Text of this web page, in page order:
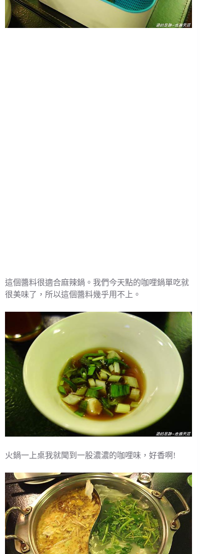
這個醬料很適合麻辣鍋。我們今天點的咖哩鍋單吃就
很美味了，所以這個醬料幾乎用不上。
火鍋一上桌我就聞到一股濃濃的咖哩味，好香啊!